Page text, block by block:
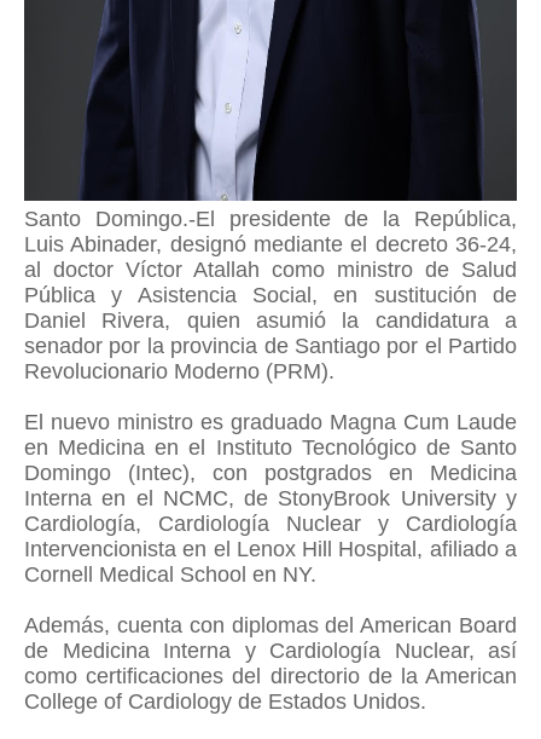
Santo Domingo.-El presidente de la República,
Luis Abinader, designó mediante el decreto 36-24,
al doctor Víctor Atallah como ministro de Salud
Pública y Asistencia Social, en sustitución de
Daniel Rivera, quien asumió la candidatura a
senador por la provincia de Santiago por el Partido
Revolucionario Moderno (PRM).
El nuevo ministro es graduado Magna Cum Laude
en Medicina en el Instituto Tecnológico de Santo
Domingo (Intec), con postgrados en Medicina
Interna en el NCMC, de StonyBrook University y
Cardiología, Cardiología Nuclear y Cardiología
Intervencionista en el Lenox Hill Hospital, afiliado a
Cornell Medical School en NY.
Además, cuenta con diplomas del American Board
de Medicina Interna y Cardiología Nuclear, así
como certificaciones del directorio de la American
College of Cardiology de Estados Unidos.